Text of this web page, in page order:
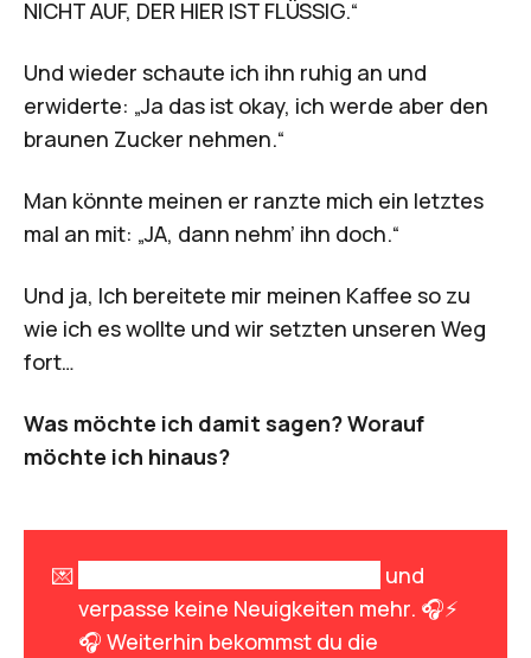
NICHT AUF, DER HIER IST FLÜSSIG.“
Und wieder schaute ich ihn ruhig an und
erwiderte: „Ja das ist okay, ich werde aber den
braunen Zucker nehmen.“
Man könnte meinen er ranzte mich ein letztes
mal an mit: „JA, dann nehm’ ihn doch.“
Und ja, Ich bereitete mir meinen Kaffee so zu
wie ich es wollte und wir setzten unseren Weg
fort…
Was möchte ich damit sagen? Worauf
möchte ich hinaus?
💌
und
verpasse keine Neuigkeiten mehr. 🎧⚡
🎧 Weiterhin bekommst du die